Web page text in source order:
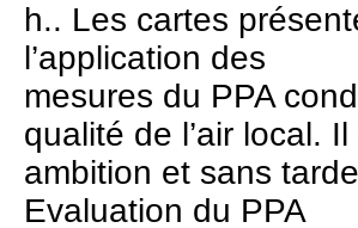
h.. Les cartes
l’application des
mesures du PPA
qualité de l’air local.
ambition et sans
Evaluation du PPA